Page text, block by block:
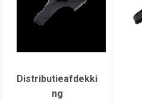
Distributieafdekki
ng